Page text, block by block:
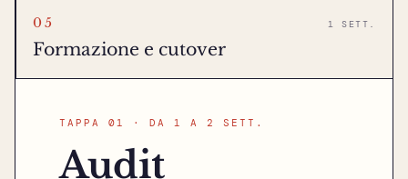
05 1 SETT.
Formazione e cutover
TAPPA 01 · DA 1 A 2 SETT.
Audit